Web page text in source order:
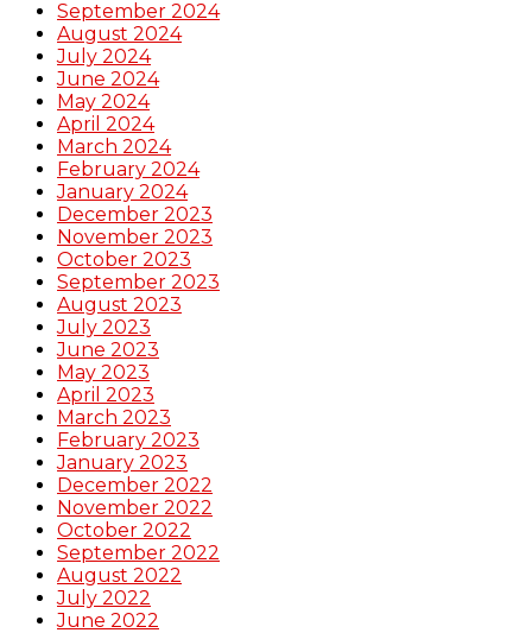
September 2024
August 2024
July 2024
June 2024
May 2024
April 2024
March 2024
February 2024
January 2024
December 2023
November 2023
October 2023
September 2023
August 2023
July 2023
June 2023
May 2023
April 2023
March 2023
February 2023
January 2023
December 2022
November 2022
October 2022
September 2022
August 2022
July 2022
June 2022